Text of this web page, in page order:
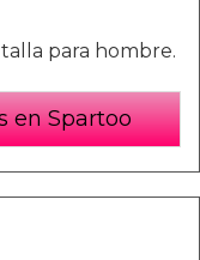
para hombre.
en Spartoo